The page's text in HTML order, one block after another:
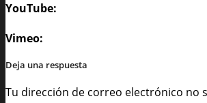
YouTube:
Vimeo:
Deja una respuesta
Tu dirección de correo electrónico no